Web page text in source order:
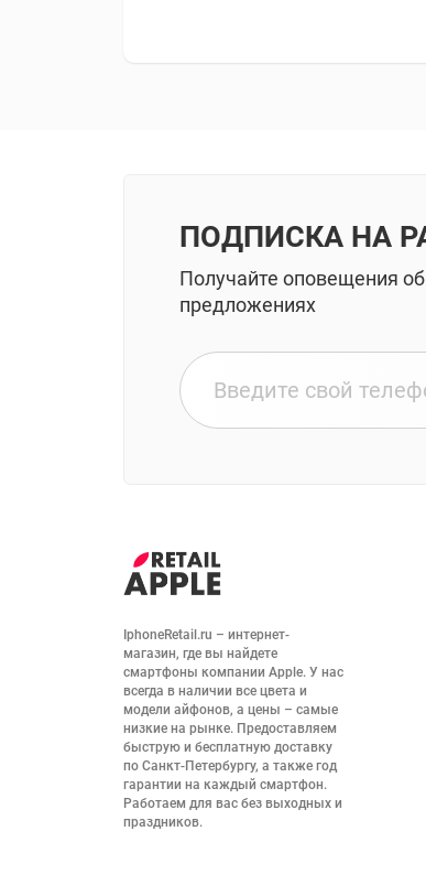
ПОДПИСКА НА
Получайте оповещения
предложениях
IphoneRetail.ru – интернет-
магазин, где вы найдете
смартфоны компании Apple. У нас
всегда в наличии все цвета и
модели айфонов, а цены – самые
низкие на рынке. Предоставляем
быструю и бесплатную доставку
по Санкт-Петербургу, а также год
гарантии на каждый смартфон.
Работаем для вас без выходных и
праздников.